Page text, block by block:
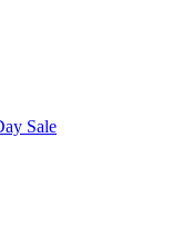
Sale